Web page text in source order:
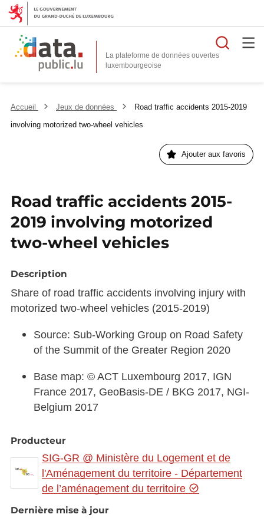
La plateforme de données ouvertes
Accueil Jeux de données
Road traffic accidents 2015-2019
involving motorized two-wheel vehicles
Ajouter aux favoris
Road traffic accidents 2015-
2019 involving motorized
two-wheel vehicles
Description
Share of road traffic accidents involving injury with
motorized two-wheel vehicles (2015-2019)
Source: Sub-Working Group on Road Safety
of the Summit of the Greater Region 2020
Base map: © ACT Luxembourg 2017, IGN
France 2017, GeoBasis-DE / BKG 2017, NGI-
Belgium 2017
Producteur
SIG-GR @ Ministère du Logement et de
l'Aménagement du territoire - Département
de l’aménagement du territoire
Dernière mise à jour